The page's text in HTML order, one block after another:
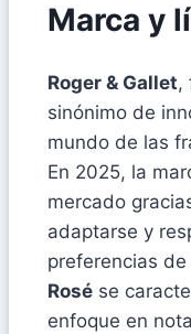
Marca y
Roger & Gallet,
sinónimo de
mundo de las
En 2025, la
mercado
adaptarse y
preferencias
Rosé se
enfoque en